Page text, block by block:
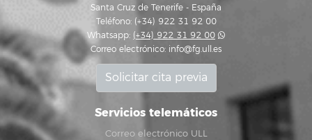
Santa Cruz de Tenerife - España
Teléfono: (+34) 922 31 92 00
Whatsapp: (+34) 922 31 92 00
Correo electrónico: info@fg.ull.es
Solicitar cita previa
Servicios telemáticos
Correo electrónico ULL